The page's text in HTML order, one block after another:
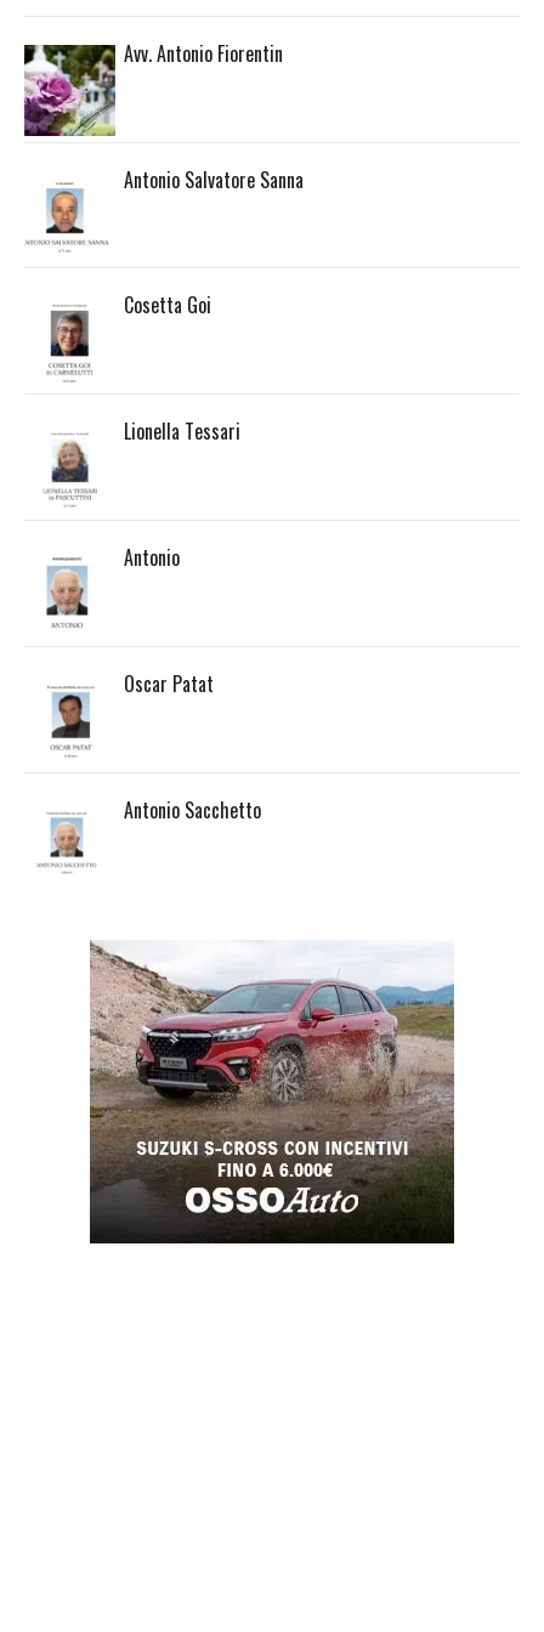
Avv. Antonio Fiorentin
Antonio Salvatore Sanna
Cosetta Goi
Lionella Tessari
Antonio
Oscar Patat
Antonio Sacchetto